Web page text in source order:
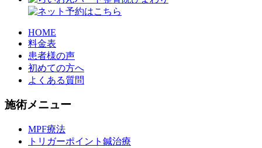
HOME
料金表
患者様の声
初めての方へ
よくある質問
施術メニュー
MPF療法
トリガーポイント鍼治療